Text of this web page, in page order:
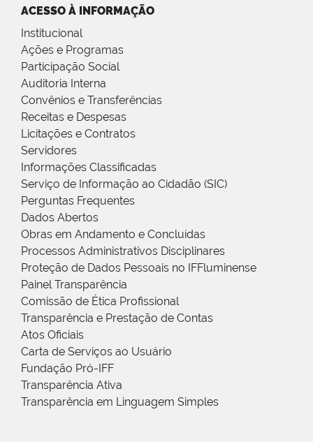
ACESSO À INFORMAÇÃO
Institucional
Ações e Programas
Participação Social
Auditoria Interna
Convênios e Transferências
Receitas e Despesas
Licitações e Contratos
Servidores
Informações Classificadas
Serviço de Informação ao Cidadão (SIC)
Perguntas Frequentes
Dados Abertos
Obras em Andamento e Concluídas
Processos Administrativos Disciplinares
Proteção de Dados Pessoais no IFFluminense
Painel Transparência
Comissão de Ética Profissional
Transparência e Prestação de Contas
Atos Oficiais
Carta de Serviços ao Usuário
Fundação Pró-IFF
Transparência Ativa
Transparência em Linguagem Simples